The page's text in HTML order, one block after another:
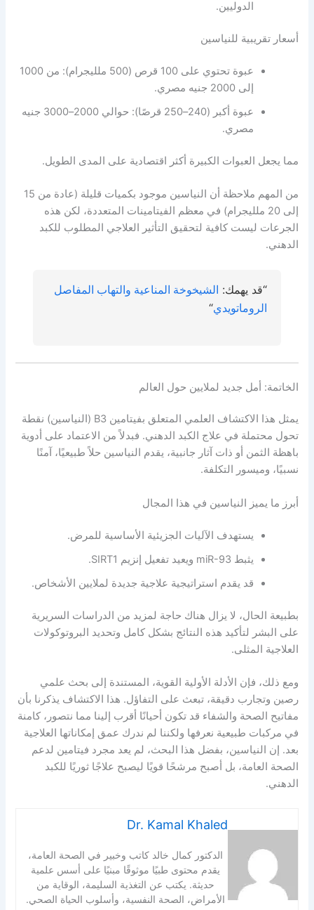
الدوليين.
أسعار تقريبية للنياسين
عبوة تحتوي على 100 قرص (500 ملليجرام): من 1000
إلى 2000 جنيه مصري.
عبوة أكبر (240–250 قرصًا): حوالي 2000–3000 جنيه
مصري.
مما يجعل العبوات الكبيرة أكثر اقتصادية على المدى الطويل.
من المهم ملاحظة أن النياسين موجود بكميات قليلة (عادة من 15
إلى 20 ملليجرام) في معظم الفيتامينات المتعددة، لكن هذه
الجرعات ليست كافية لتحقيق التأثير العلاجي المطلوب للكبد
الدهني.
“قد يهمك: الشيخوخة المناعية والتهاب المفاصل
الروماتويدي“
الخاتمة: أمل جديد لملايين حول العالم
يمثل هذا الاكتشاف العلمي المتعلق بفيتامين B3 (النياسين) نقطة
تحول محتملة في علاج الكبد الدهني. فبدلاً من الاعتماد على أدوية
باهظة الثمن أو ذات آثار جانبية، يقدم النياسين حلاً طبيعيًا، آمنًا
نسبيًا، وميسور التكلفة.
أبرز ما يميز النياسين في هذا المجال
يستهدف الآليات الجزيئية الأساسية للمرض.
يثبط miR-93 ويعيد تفعيل إنزيم SIRT1.
قد يقدم استراتيجية علاجية جديدة لملايين الأشخاص.
بطبيعة الحال، لا يزال هناك حاجة لمزيد من الدراسات السريرية
على البشر لتأكيد هذه النتائج بشكل كامل وتحديد البروتوكولات
العلاجية المثلى.
ومع ذلك، فإن الأدلة الأولية القوية، المستندة إلى بحث علمي
رصين وتجارب دقيقة، تبعث على التفاؤل. هذا الاكتشاف يذكرنا بأن
مفاتيح الصحة والشفاء قد تكون أحيانًا أقرب إلينا مما نتصور، كامنة
في مركبات طبيعية نعرفها ولكننا لم ندرك عمق إمكاناتها العلاجية
بعد. إن النياسين، بفضل هذا البحث، لم يعد مجرد فيتامين لدعم
الصحة العامة، بل أصبح مرشحًا قويًا ليصبح علاجًا ثوريًا للكبد
الدهني.
Dr. Kamal Khaled
الدكتور كمال خالد كاتب وخبير في الصحة العامة،
يقدم محتوى طبيًا موثوقًا مبنيًا على أسس علمية
حديثة. يكتب عن التغذية السليمة، الوقاية من
الأمراض، الصحة النفسية، وأسلوب الحياة الصحي.